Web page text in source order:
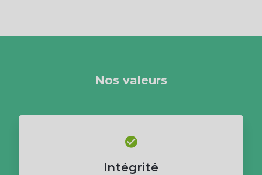
Nos valeurs
Intégrité